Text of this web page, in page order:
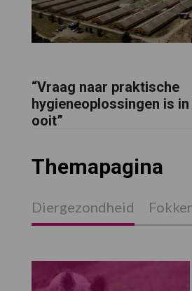
“Vraag naar praktische
hygieneoplossingen is
ooit”
Themapagina
Diergezondheid